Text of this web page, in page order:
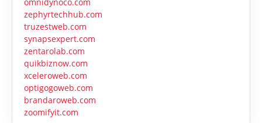
omnidynoco.com
zephyrtechhub.com
truzestweb.com
synapsexpert.com
zentarolab.com
quikbiznow.com
xceleroweb.com
optigogoweb.com
brandaroweb.com
zoomifyit.com